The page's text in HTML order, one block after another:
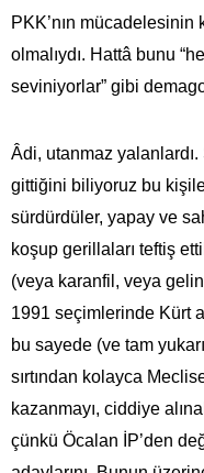
PKK’nın mücadelesinin
olmalıydı. Hattâ bunu
seviniyorlar” gibi
Âdi, utanmaz
gittiğini biliyoruz bu
sürdürdüler, yapay ve
koşup gerillaları teftiş
(veya karanfil, veya
1991 seçimlerinde Kürt
bu sayede (ve tam
sırtından kolayca
kazanmayı, ciddiye
çünkü Öcalan İP’den